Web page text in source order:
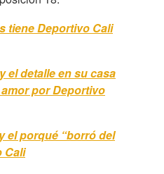
tiene Deportivo Cali
el detalle en su casa
por Deportivo
el porqué “borró del
Cali